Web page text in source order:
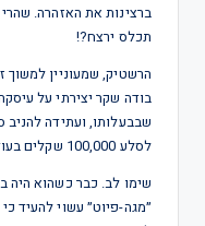
תכלס ירצח?!
הרשטיק, שמעוניין למשוך
בודה שקר יצירתי על
שבבעלותו, ועתידה
לסלע 100,000 שקלים בעוד שלושה חודשים.
״מגה-פיוט״ עשוי להעיד